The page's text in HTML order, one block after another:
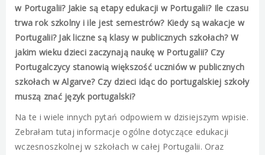
w Portugalii? Jakie są etapy edukacji w Portugalii? Ile czasu
trwa rok szkolny i ile jest semestrów? Kiedy są wakacje w
Portugalii? Jak liczne są klasy w publicznych szkołach? W
jakim wieku dzieci zaczynają naukę w Portugalii? Czy
Portugalczycy stanowią większość uczniów w publicznych
szkołach w Algarve? Czy dzieci idąc do portugalskiej szkoły
muszą znać język portugalski?
Na te i wiele innych pytań odpowiem w dzisiejszym wpisie.
Zebrałam tutaj informacje ogólne dotyczące edukacji
wczesnoszkolnej w szkołach w całej Portugalii. Oraz